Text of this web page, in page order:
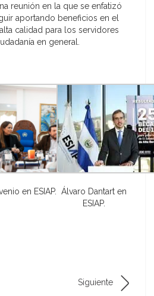
reunión en la que se enfatizó
aportando beneficios en el
calidad para los servidores
en general.
en ESIAP. Álvaro Dantart en
ESIAP.
Siguiente